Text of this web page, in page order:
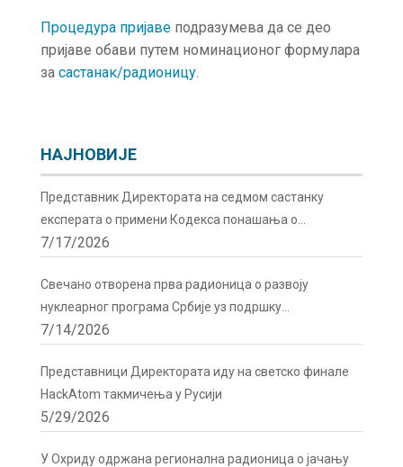
Процедура пријавеподразумева да се део
пријаве обави путем номинационог формулара
за састанак/радионицу.
НАЈНОВИЈЕ
Представник Директората на седмом састанку
експерата о примени Кодекса понашања о
сигурности и безбедности радиоактивних извора у
7/17/2026
Свечано отворена прва радионица о развоју
нуклеарног програма Србије уз подршку
Директората
7/14/2026
Представници Директората иду на светско финале
HackAtom такмичења у Русији
5/29/2026
У Охриду одржана регионална радионица о јачању